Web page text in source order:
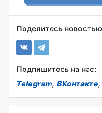
Поделитесь
Подпишитесь на нас:
Telegram, ВКонтакте,